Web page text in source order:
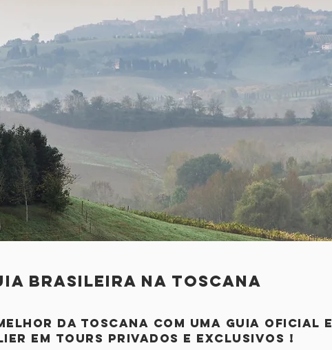
brasileira NA TOSCANA
dA TOSCANA com uma guia oficial e
em tours privados e exclusivos !